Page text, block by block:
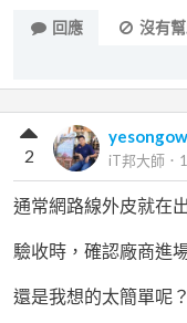
回應
沒有
yesongow
iT邦大師 ．
2
通常網路線外皮就在
驗收時，確認廠商進
還是我想的太簡單呢？